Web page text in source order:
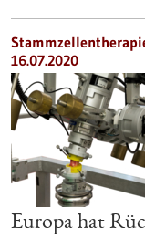
16.07.2020
Europa hat